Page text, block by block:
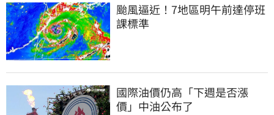
颱風逼近！7地區明午前達停班
課標準
國際油價仍高「下週是否漲
價」中油公布了